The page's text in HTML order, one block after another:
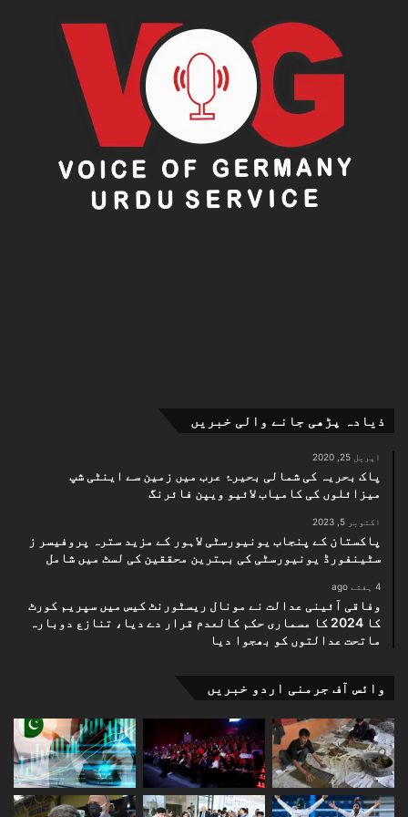
عوام کے درمیان محبت اور بھائی چارے کے رشتے مزید
مضبوط ہوں گے۔
ذیادہ پڑھی جانے والی خبریں
اپریل 25, 2020
پاک بحریہ کی شمالی بحیرۂ عرب میں زمین سے اینٹی شپ
میزائلوں کی کامیاب لائیو ویپن فائرنگ
اکتوبر 5, 2023
پاکستان کے پنجاب یونیورسٹی لاہور کے مزید سترہ پروفیسر ز
سٹینفورڈ یونیورسٹی کی بہترین محققین کی لسٹ میں شامل
4 ہفتے ago
وفاقی آئینی عدالت نے مونال ریسٹورنٹ کیس میں سپریم کورٹ
کا 2024 کا مسماری حکم کالعدم قرار دے دیا، تنازع دوبارہ
ماتحت عدالتوں کو بھجوا دیا
وائس آف جرمنی اردو خبریں